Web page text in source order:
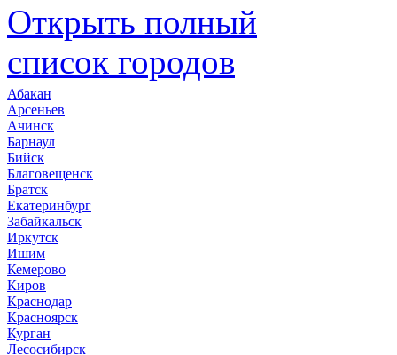
Открыть полный
список городов
Абакан
Арсеньев
Ачинск
Барнаул
Бийск
Благовещенск
Братск
Екатеринбург
Забайкальск
Иркутск
Ишим
Кемерово
Киров
Краснодар
Красноярск
Курган
Лесосибирск